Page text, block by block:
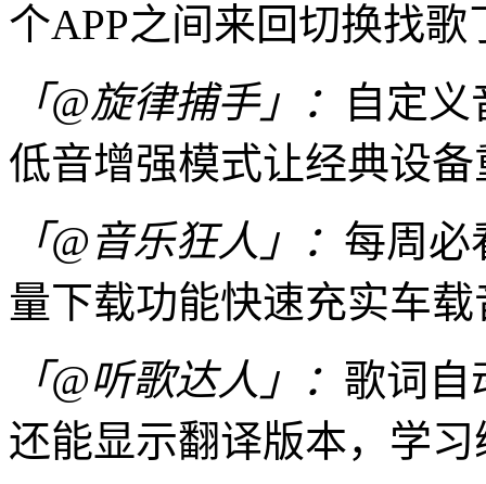
个APP之间来回切换找
「@旋律捕手」：
自定
低音增强模式让经典设
「@音乐狂人」： 每周必
量下载功能快速充实车
「@听歌达人」： 歌词自
还能显示翻译版本，学